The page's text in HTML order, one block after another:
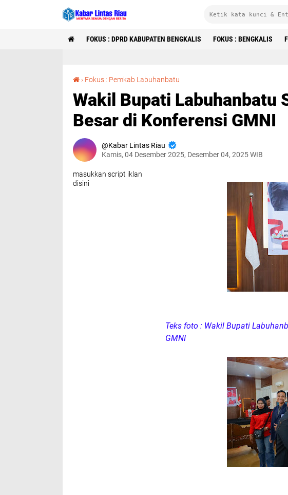
FOKUS : DPRD KABUPATEN BENGKALIS FOKUS : BENGKALIS
› Fokus : Pemkab Labuhanbatu
Wakil Bupati Labuhanbatu
Besar di Konferensi GMNI
Kabar Lintas Riau
Kamis, 04 Desember 2025, Desember 04, 2025 WIB
masukkan script iklan
disini
Teks foto : Wakil Bupati
GMNI